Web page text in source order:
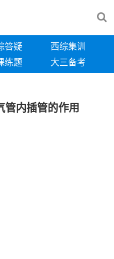
答疑
西综集训
练题 大三备考
管内插管的作用